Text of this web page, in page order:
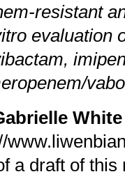
resistant
evaluation
White
adraftofthis